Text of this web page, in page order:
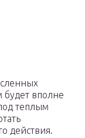
вполне
теплым
действия.